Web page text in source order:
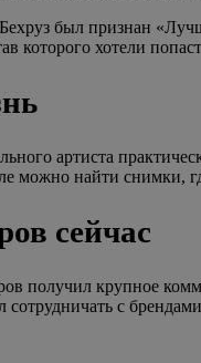
Бехруз был признан
которого хотели
артиста
можно найти снимки,
сейчас
получил крупное
сотрудничать с